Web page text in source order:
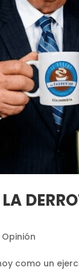
Opinión
como un